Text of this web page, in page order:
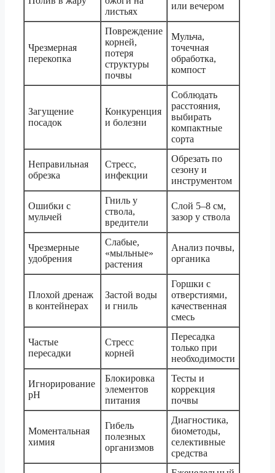
листьях
или вечером
Чрезмерная
перекопка
Повреждение
корней,
потеря
структуры
почвы
Мульча,
точечная
обработка,
компост
Загущение
посадок
Конкуренция
и болезни
Соблюдать
расстояния,
выбирать
компактные
сорта
Неправильная
обрезка
Стресс,
инфекции
Обрезать по
сезону и
инструментом
Ошибки с
мульчей
Гниль у
ствола,
вредители
Слой 5–8 см,
зазор у ствола
Чрезмерные
удобрения
Слабые,
«мыльные»
растения
Анализ почвы,
органика
Плохой дренаж
в контейнерах
Застой воды
и гниль
Горшки с
отверстиями,
качественная
смесь
Частые
пересадки
Стресс
корней
Пересадка
только при
необходимости
Игнорирование
pH
Блокировка
элементов
питания
Тесты и
коррекция
почвы
Моментальная
химия
Гибель
полезных
организмов
Диагностика,
биометоды,
селективные
средства